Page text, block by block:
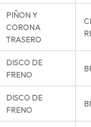
PIÑON Y
CORONA
TRASERO
DISCO DE
FRENO
DISCO DE
FRENO